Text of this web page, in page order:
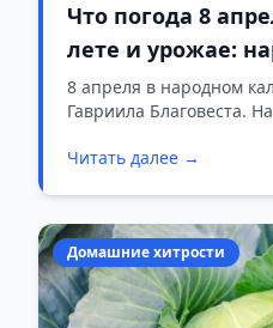
Что погода 8
лете и урожае:
на день Гавриила
8 апреля в народном
Гавриила Благовеста.
за природой: по погоде
Читать далее →
Домашние хитрости